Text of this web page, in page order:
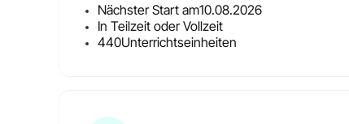
Nächster Start am10.08.2026
In Teilzeit oder Vollzeit
440Unterrichtseinheiten